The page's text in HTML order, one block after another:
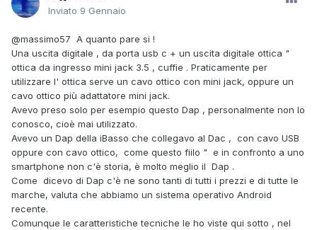
Inviato 9 Gennaio
@massimo57 A quanto pare si !
Una uscita digitale , da porta usb c + un uscita digitale ottica "
ottica da ingresso mini jack 3.5 , cuffie . Praticamente per
utilizzare l' ottica serve un cavo ottico con mini jack, oppure un
cavo ottico più adattatore mini jack.
Avevo preso solo per esempio questo Dap , personalmente non lo
conosco, cioè mai utilizzato.
Avevo un Dap della iBasso che collegavo al Dac , con cavo USB
oppure con cavo ottico, come questo fiilo " e in confronto a uno
smartphone non c'è storia, è molto meglio il Dap .
Come dicevo di Dap c'è ne sono tanti di tutti i prezzi e di tutte le
marche, valuta che abbiamo un sistema operativo Android
recente.
Comunque le caratteristiche tecniche le ho viste qui sotto , nel